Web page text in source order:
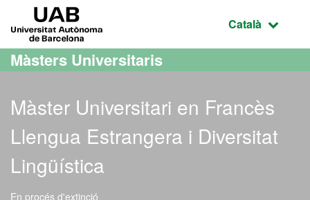
Ves al contingut principal
Ves a la navegació de la pàgina
Idioma
Català
Màsters Universitaris
Màster Universitari en Francès
Llengua Estrangera i Diversitat
Lingüística
En procés d'extinció